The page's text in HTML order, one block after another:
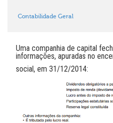
Contabilidade Geral
Uma companhia de capital
informações, apuradas no
social, em 31/12/2014: